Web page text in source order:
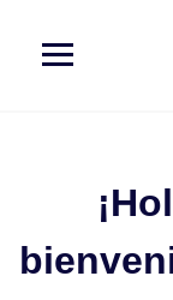
siguiente